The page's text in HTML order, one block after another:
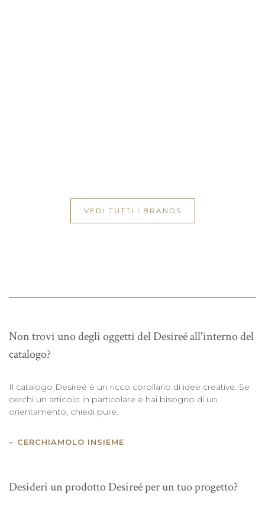
VEDI TUTTI I BRANDS
Non trovi uno degli oggetti del Desireé all'interno del
catalogo?
Il catalogo Desireé è un ricco corollario di idee creative. Se
cerchi un articolo in particolare e hai bisogno di un
orientamento, chiedi pure.
CERCHIAMOLO INSIEME
Desideri un prodotto Desireé per un tuo progetto?